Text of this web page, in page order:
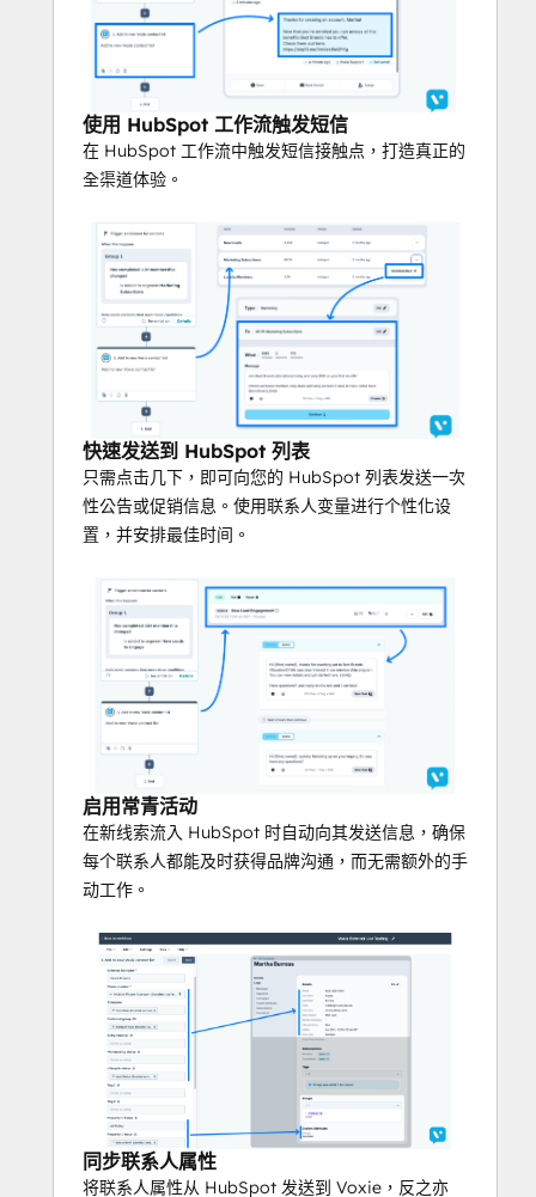
启用常青广告系列
在新客户进入 HubSpot 时自动向其发送消
息，确保每个联系人都能及时获得品牌沟
通，而无需额外的手动工作。
同步联系人属性
将联系人属性从 HubSpot 发送到 Voxie，
性化。
Voxie 是唯一专为特许经营打造的短信平
台。
确保每个地点的信息都是品牌信息。
兼顾加盟商的自主权和监督权
使用模板和受众来实现快速的品牌推广。
超越一般的短信轰炸
针对地点和个人定制信息，提高参与度。
了解宏观和微观范围内的成功因素。
使整个生态系统的成功标准化
深入了解全国所有加盟店的活动效果。
保障品牌声音和合规性
为加盟商提供支持，同时执行语气准则和遵
守法规。
使用 HubSpot 工作流触发短信
在 HubSpot 工作流中触发短信接触点，打造真正的
全渠道体验。
快速发送到 HubSpot 列表
只需点击几下，即可向您的 HubSpot 列表发送一次
性公告或促销信息。使用联系人变量进行个性化设
置，并安排最佳时间。
启用常青活动
在新线索流入 HubSpot 时自动向其发送信息，确保
每个联系人都能及时获得品牌沟通，而无需额外的手
动工作。
同步联系人属性
将联系人属性从 HubSpot 发送到 Voxie，反之亦